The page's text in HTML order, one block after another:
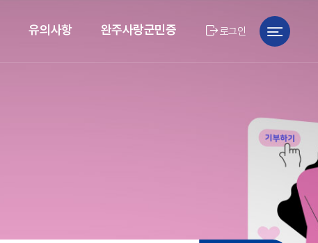
유의사항 완주사랑군민증 로그인